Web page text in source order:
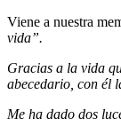
Viene a nuestra
vida”.
Gracias a la vida
abecedario, con él
Me ha dado dos